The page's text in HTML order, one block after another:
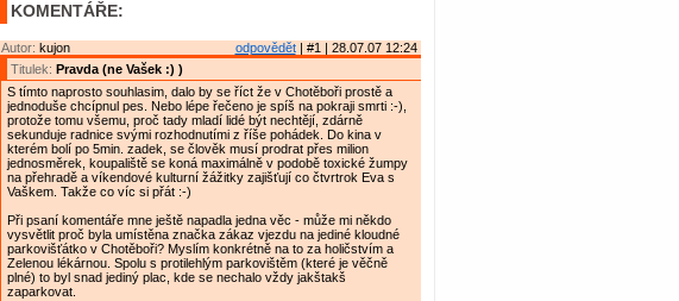
KOMENTÁŘE:
odpovědět| #1 | 28.07.07 12:24
Autor: kujon
Titulek: Pravda (ne Vašek :) )
S tímto naprosto souhlasim, dalo by se říct že v Chotěboři prostě a
jednoduše chcípnul pes. Nebo lépe řečeno je spíš na pokraji smrti :-),
protože tomu všemu, proč tady mladí lidé být nechtějí, zdárně
sekunduje radnice svými rozhodnutími z říše pohádek. Do kina v
kterém bolí po 5min. zadek, se člověk musí prodrat přes milion
jednosměrek, koupaliště se koná maximálně v podobě toxické žumpy
na přehradě a víkendové kulturní žážitky zajišťují co čtvrtrok Eva s
Vaškem. Takže co víc si přát :-)
Při psaní komentáře mne ještě napadla jedna věc - může mi někdo
vysvětlit proč byla umístěna značka zákaz vjezdu na jediné kloudné
parkovišťátko v Chotěboři? Myslím konkrétně na to za holičstvím a
Zelenou lékárnou. Spolu s protilehlým parkovištěm (které je věčně
plné) to byl snad jediný plac, kde se nechalo vždy jakštakš
zaparkovat.